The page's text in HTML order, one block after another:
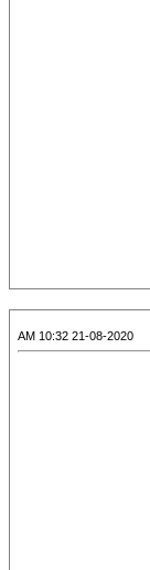
21-08-2020 10:32 AM